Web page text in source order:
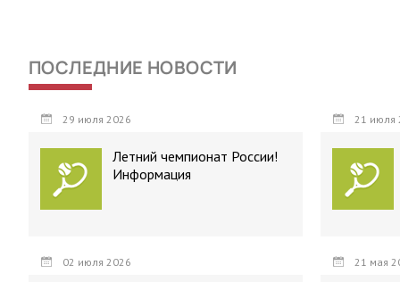
ПОСЛЕДНИЕ НОВОСТИ
29 июля 2026
Летний чемпионат России!
Информация
21 июля
02 июля 2026 21 мая